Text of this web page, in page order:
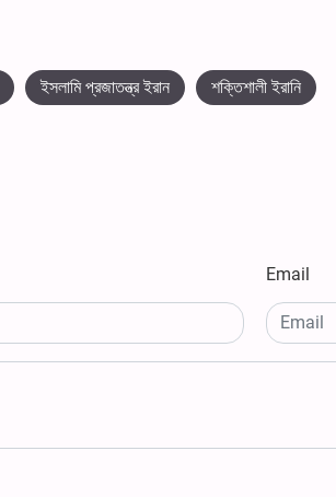
ইসলামি প্রজাতন্ত্র ইরান শক্তিশালী ইরানি
Email